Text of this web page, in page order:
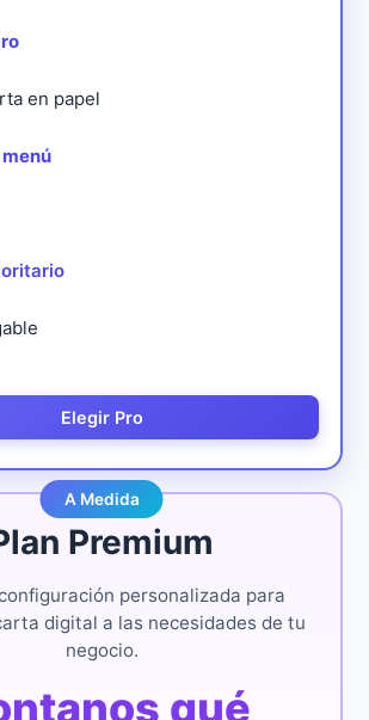
en papel
Elegir Pro
A Medida
Premium
personalizada para
digital a las necesidades de tu
negocio.
qué